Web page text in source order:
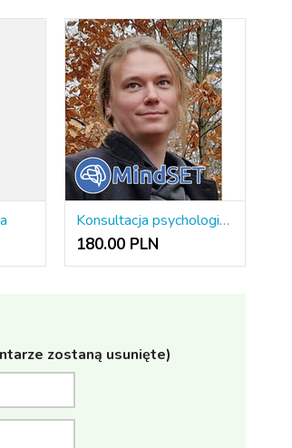
Konsultacja psychologiczna - dzieci i młodzież
180.00 PLN
zostaną usunięte)